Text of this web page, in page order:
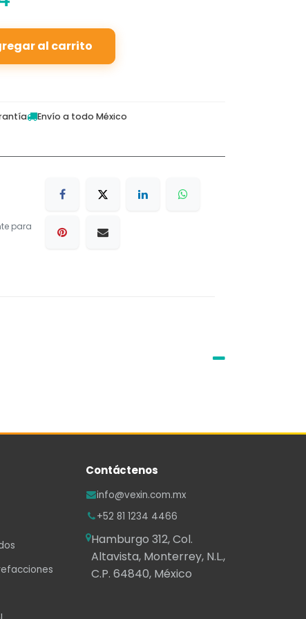
al carrito
Envío a todo México
para
Contáctenos
info@vexin.com.mx
+52 81 1234 4466
Hamburgo 312, Col.
Altavista, Monterrey, N.L.,
C.P. 64840, México